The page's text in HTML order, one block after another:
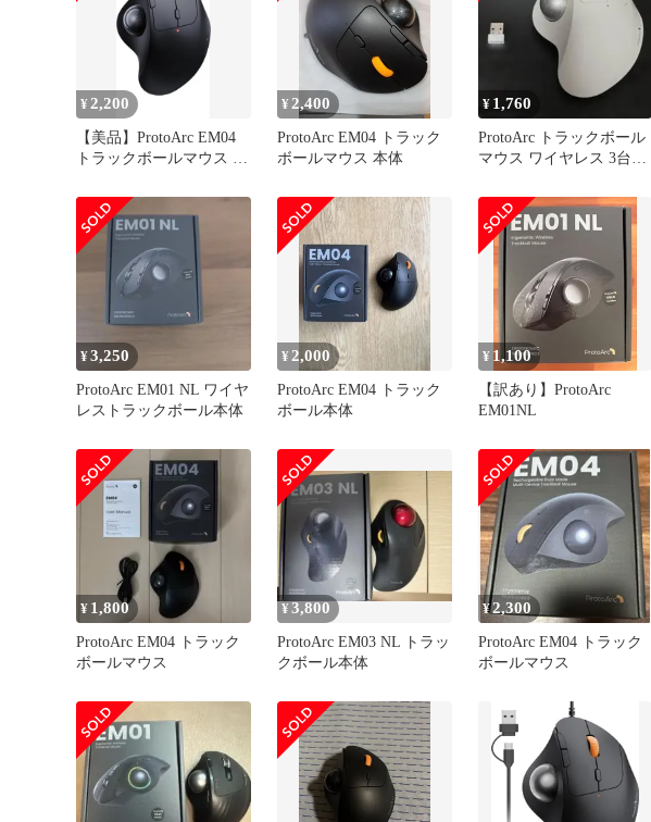
搭載 34mmボール
Windows/Mac/Android (ブ
ラック+グレー)e
¥2,200
【美品】ProtoArc EM04
トラックボールマウス 本
¥2,400
ProtoArc EM04 トラック
ボールマウス 本体
¥ 1,760
ProtoArc トラックボール
マウス ワイヤレス 3台同
¥3,250
ProtoArc EM01 NL ワイヤ
レストラックボール本体
¥2,000
ProtoArc EM04 トラック
ボール本体
¥ 1,100
【訳あり】ProtoArc
EM01NL
¥ 1,800
ProtoArc EM04 トラック
ボールマウス
¥3,800
ProtoArc EM03 NL トラッ
クボール本体
¥2,300
ProtoArc EM04 トラック
ボールマウス